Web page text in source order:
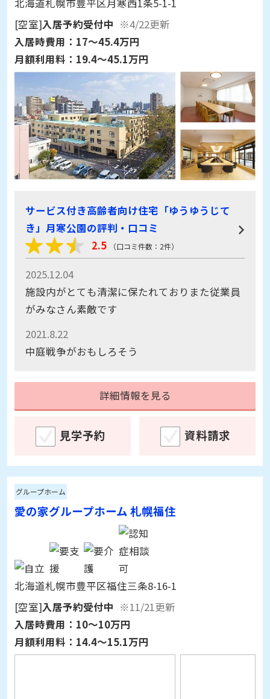
北海道札幌市豊平区月寒西1条5-1-1
[空室]入居予約受付中 ※4/22更新
入居時費用：
17～45.4万円
月額利用料：19.4～45.1万円
サービス付き高齢者向け住宅「ゆうゆうじて
き」月寒公園の評判・口コミ
2.5 （口コミ件数：2件）
2025.12.04
施設内がとても清潔に保たれておりまた従業員
がみなさん素敵です
中庭戦争がおもしろそう
詳細情報を見る
見学予約 資料請求
愛の家グループホーム 札幌福住
北海道札幌市豊平区福住三条8-16-1
[空室]入居予約受付中 ※11/21更新